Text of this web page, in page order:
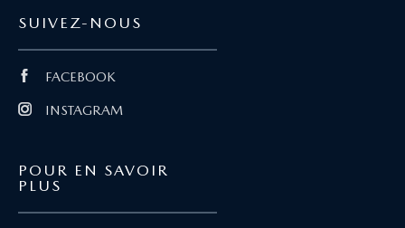
SUIVEZ-NOUS
FACEBOOK
INSTAGRAM
POUR EN SAVOIR
PLUS